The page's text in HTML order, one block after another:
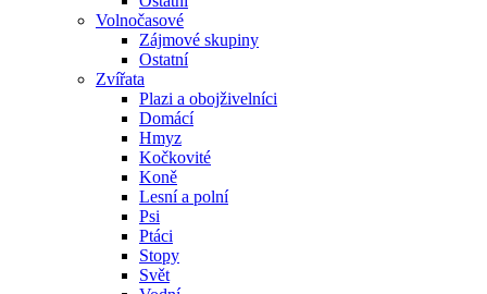
Volnočasové
Zájmové skupiny
Ostatní
Zvířata
Plazi a obojživelníci
Domácí
Hmyz
Kočkovité
Koně
Lesní a polní
Psi
Ptáci
Stopy
Svět